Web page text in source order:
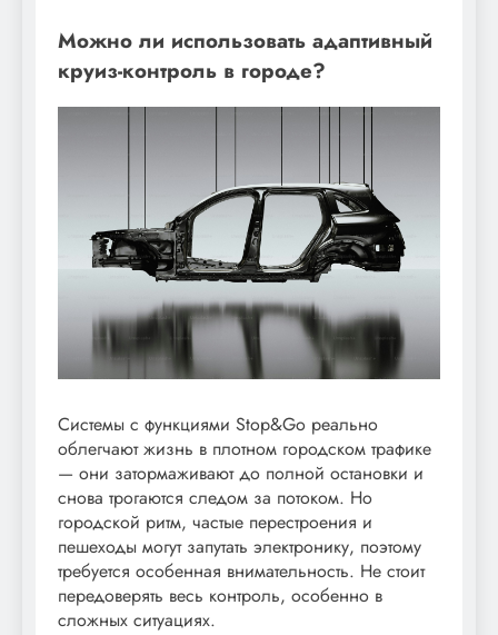
Можно ли использовать адаптивный
круиз-контроль в городе?
Системы с функциями Stop&Go реально
облегчают жизнь в плотном городском трафике
— они затормаживают до полной остановки и
снова трогаются следом за потоком. Но
городской ритм, частые перестроения и
пешеходы могут запутать электронику, поэтому
требуется особенная внимательность. Не стоит
передоверять весь контроль, особенно в
сложных ситуациях.